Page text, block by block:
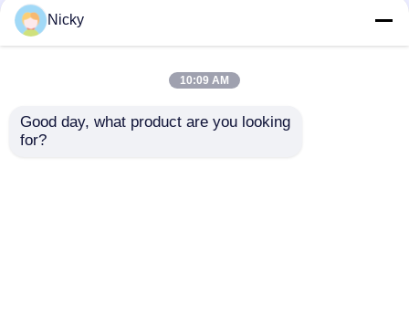
Onder lage druk
ontploffingsbestendige
Waterstofterugwinningsunit
Automatisch compact
Gemakkelijk te
installeren
Nicky
10:09 AM
Good day, what product are you looking
for?